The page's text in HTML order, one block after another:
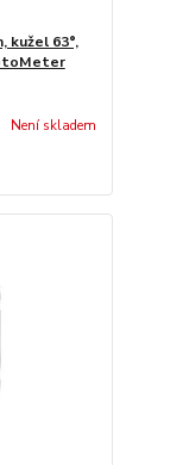
63°,
Není skladem